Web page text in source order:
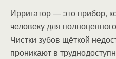
Ирригатор — это прибор,
человеку для
Чистки зубов щёткой
проникают в